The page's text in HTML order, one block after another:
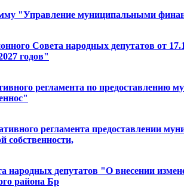
"Управление муниципальными
Совета народных депутатов от
годов"
регламента по предоставлению
регламента предоставлении
собственности,
депутатов "О внесении
района Бр